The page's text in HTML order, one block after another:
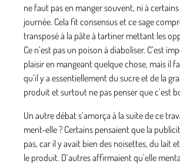
ne faut pas en manger souvent, ni à
journée. Cela fit consensus et ce sage
transposé à la pâte à tartiner mettant les
Ce n’est pas un poison à diaboliser. C’est
plaisir en mangeant quelque chose, mais il
qu’il y a essentiellement du sucre et de la
produit et surtout ne pas penser que c’est
Un autre débat s’amorça à la suite de ce
ment-elle ? Certains pensaient que la
pas, car il y avait bien des noisettes, du lait
le produit. D’autres affirmaient qu’elle